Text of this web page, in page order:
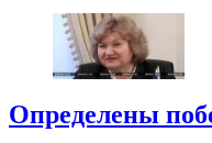
Определены